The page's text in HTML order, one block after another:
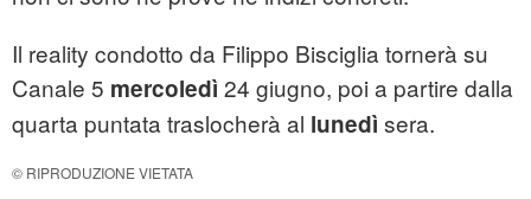
Il reality condotto da Filippo Bisciglia tornerà su
Canale 5 mercoledì 24 giugno, poi a partire dalla
quarta puntata traslocherà al lunedì sera.
© RIPRODUZIONE VIETATA